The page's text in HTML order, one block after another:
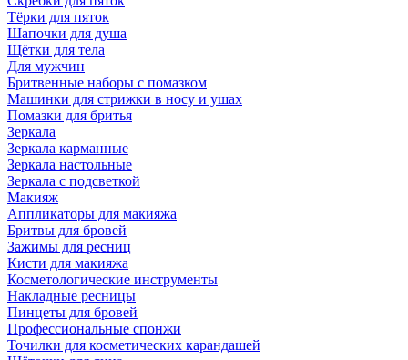
Тёрки для пяток
Шапочки для душа
Щётки для тела
Для мужчин
Бритвенные наборы с помазком
Машинки для стрижки в носу и ушах
Помазки для бритья
Зеркала
Зеркала карманные
Зеркала настольные
Зеркала с подсветкой
Макияж
Аппликаторы для макияжа
Бритвы для бровей
Зажимы для ресниц
Кисти для макияжа
Косметологические инструменты
Накладные ресницы
Пинцеты для бровей
Профессиональные спонжи
Точилки для косметических карандашей